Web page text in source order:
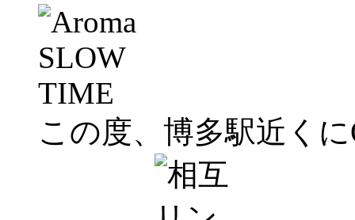
この度、博多駅近く